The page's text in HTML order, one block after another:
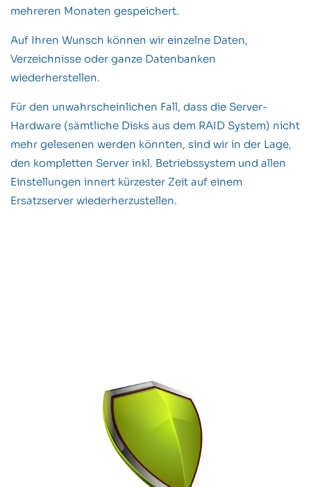
mehreren Monaten gespeichert.
Auf Ihren Wunsch können wir einzelne Daten,
Verzeichnisse oder ganze Datenbanken
wiederherstellen.
Für den unwahrscheinlichen Fall, dass die Server-
Hardware (sämtliche Disks aus dem RAID System) nicht
mehr gelesenen werden könnten, sind wir in der Lage,
den kompletten Server inkl. Betriebssystem und allen
Einstellungen innert kürzester Zeit auf einem
Ersatzserver wiederherzustellen.